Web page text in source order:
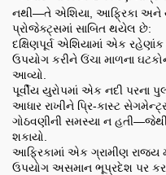
નથી—તે એશિયા, આફ્રિકા અને
પ્રોજેક્ટ્સમાં સાબિત થયેલ છે:
દક્ષિણપૂર્વ એશિયામાં એક
ઉપયોગ કરીને ઉંચા માળના
આવ્યો.
પૂર્વીય યુરોપમાં એક નદી પરના
આધાર રાખીને પ્રિ-કાસ્ટ
ગોઠવણીની સમસ્યા ન
શકાયો.
આફ્રિકામાં એક ગ્રામીણ રાજ્ય
ઉપયોગ અસમાન ભૂપ્રદેશ પર